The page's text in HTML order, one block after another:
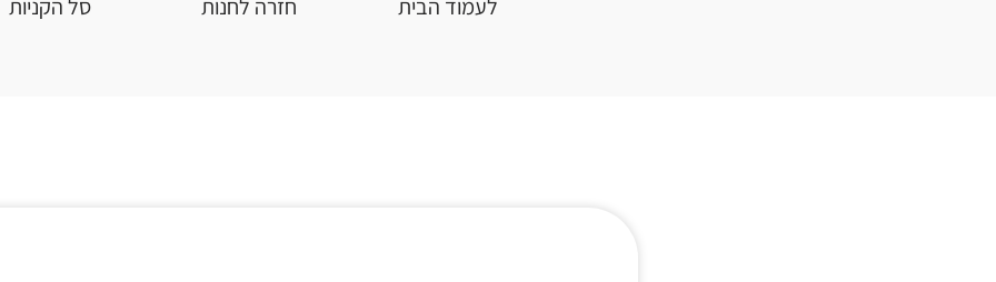
לעמוד הבית חזרה לחנות סל הקניות